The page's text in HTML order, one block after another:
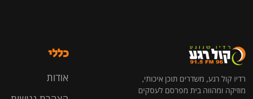
רדיו קול רגע, משדרים תוכן איכותי,
מוזיקה ומהווה בית מפרסם לעסקים
כללי
אודות